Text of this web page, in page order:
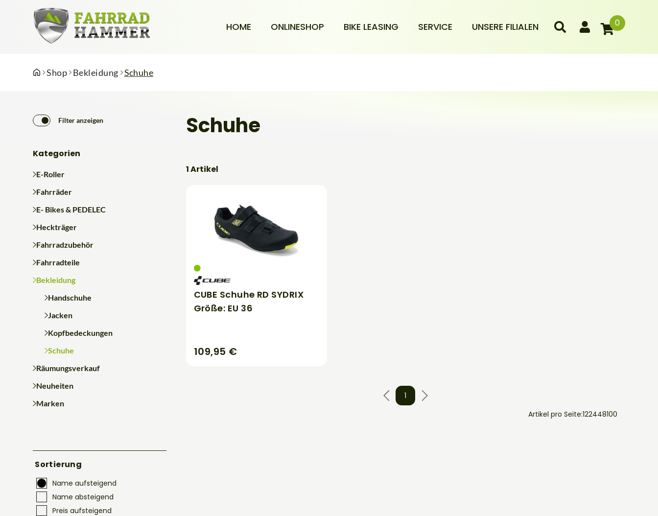
HOME ONLINESHOP BIKE LEASING SERVICE UNSERE FILIALEN 0
Shop Bekleidung Schuhe
Filter anzeigen Schuhe
Kategorien
E-Roller
Fahrräder
E- Bikes & PEDELEC
Heckträger
Fahrradzubehör
Fahrradteile
Bekleidung
Handschuhe
Jacken
Kopfbedeckungen
Schuhe
Räumungsverkauf
Neuheiten
Marken
Sortierung
Name aufsteigend
Name absteigend
Preis aufsteigend
1 Artikel
CUBE Schuhe RD SYDRIX
Größe: EU 36
109,95 €
1
Artikel pro Seite:122448100